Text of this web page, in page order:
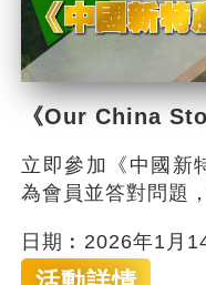
《Our China
立即參加《中國新
為會員並答對問題
日期︰2026年1月